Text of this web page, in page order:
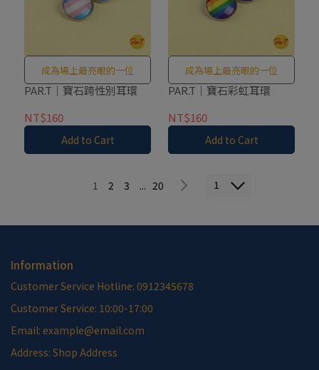
成為場上最亮眼的一位
PAR.T｜寶石跨性別耳環
NT$160
Add to Cart
成為場上最亮眼的一位
PAR.T｜寶石彩虹耳環
NT$160
Add to Cart
1 2 3 ... 20 1
Information
Customer Service Hotline: 0912345678
Customer Service: 10:00-17:00
Email: example@email.com
Address: Shop Address